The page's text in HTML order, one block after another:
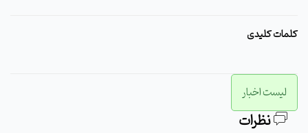
کلمات کلیدی
لیست اخبار
نظرات